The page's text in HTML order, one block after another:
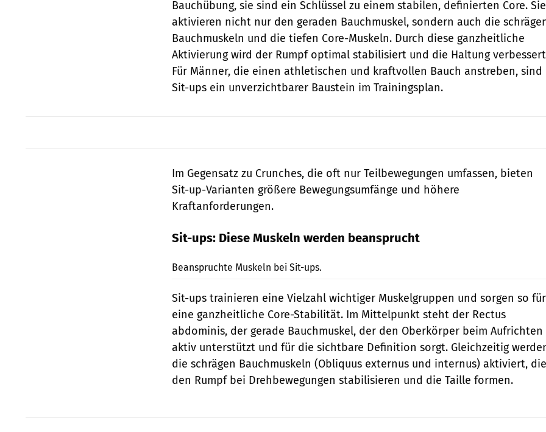
Bauchübung, sie sind ein Schlüssel zu einem stabilen, definierten Core. Sie
aktivieren nicht nur den geraden Bauchmuskel, sondern auch die
Bauchmuskeln und die tiefen Core-Muskeln. Durch diese ganzheitliche
Aktivierung wird der Rumpf optimal stabilisiert und die Haltung
Für Männer, die einen athletischen und kraftvollen Bauch anstreben, sind
Sit-ups ein unverzichtbarer Baustein im Trainingsplan.
Im Gegensatz zu Crunches, die oft nur Teilbewegungen umfassen, bieten
Sit-up-Varianten größere Bewegungsumfänge und höhere
Kraftanforderungen.
Sit-ups: Diese Muskeln werden beansprucht
Beanspruchte Muskeln bei Sit-ups.
Sit-ups trainieren eine Vielzahl wichtiger Muskelgruppen und sorgen so für
eine ganzheitliche Core-Stabilität. Im Mittelpunkt steht der Rectus
abdominis, der gerade Bauchmuskel, der den Oberkörper beim Aufrichten
aktiv unterstützt und für die sichtbare Definition sorgt. Gleichzeitig
die schrägen Bauchmuskeln (Obliquus externus und internus) aktiviert, die
den Rumpf bei Drehbewegungen stabilisieren und die Taille formen.